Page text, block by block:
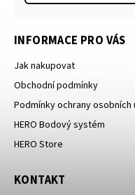
INFORMACE PRO VÁS
Jak nakupovat
Obchodní podmínky
Podmínky ochrany osobních
HERO Bodový systém
HERO Store
KONTAKT